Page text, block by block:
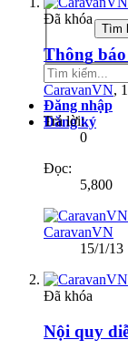
Đăng nhập
Đăng ký
Đã khóa
Thông
CaravanVN,
Trả lời:
0
Đọc:
5,800
CaravanVN
15/1/13
Đã khóa
Nội quy